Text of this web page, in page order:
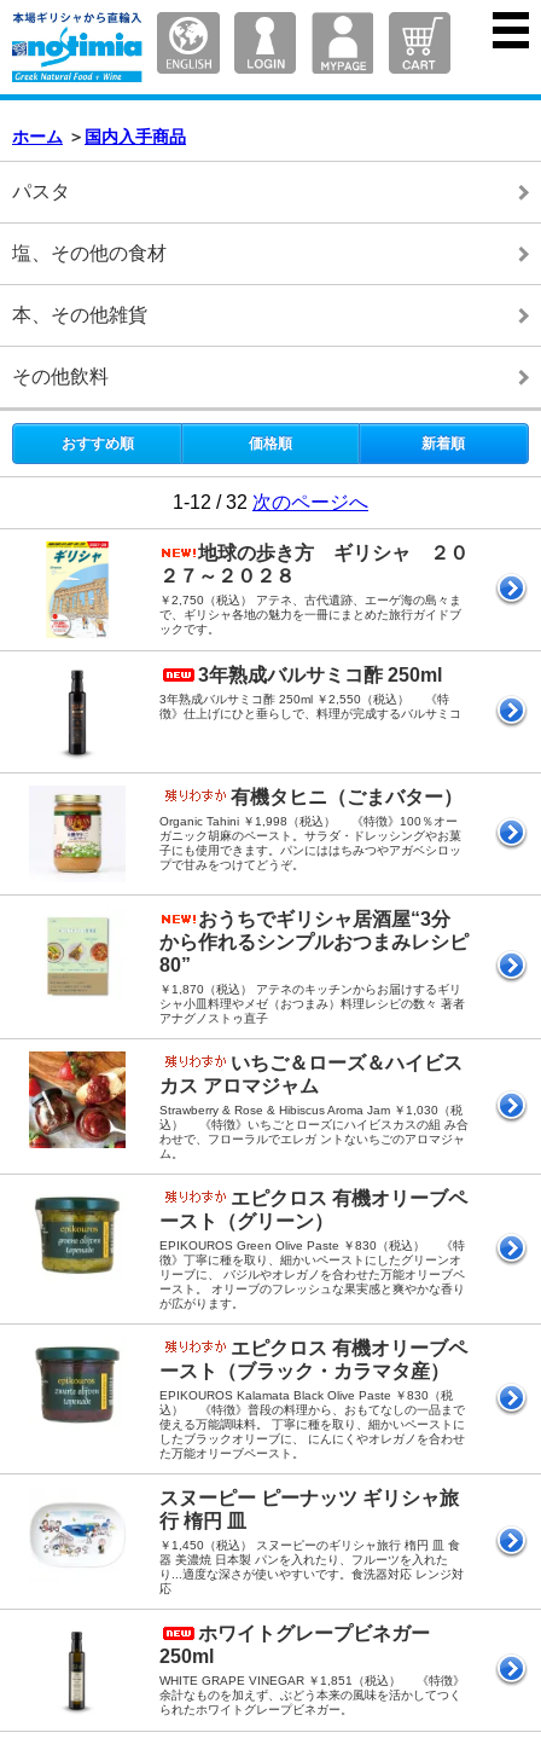
ホーム ＞ 国内入手商品
パスタ
塩、その他の食材
本、その他雑貨
その他飲料
おすすめ順 価格順 新着順
1-12 / 32 次のページへ
地球の歩き方 ギリシャ ２０
２７～２０２８
￥2,750（税込） アテネ、古代遺跡、エーゲ海の島々ま
で、ギリシャ各地の魅力を一冊にまとめた旅行ガイドブ
ックです。
3年熟成バルサミコ酢 250ml
3年熟成バルサミコ酢 250ml ￥2,550（税込） 《特
徴》仕上げにひと垂らしで、料理が完成するバルサミコ
有機タヒニ（ごまバター）
Organic Tahini ￥1,998（税込） 《特徴》100％オー
ガニック胡麻のペースト。サラダ・ドレッシングやお菓
子にも使用できます。パンにははちみつやアガベシロッ
プで甘みをつけてどうぞ。
おうちでギリシャ居酒屋“3分
から作れるシンプルおつまみレシピ
80”
￥1,870（税込） アテネのキッチンからお届けするギリ
シャ小皿料理やメゼ（おつまみ）料理レシピの数々 著者
アナグノストゥ直子
いちご＆ローズ＆ハイビス
カス アロマジャム
Strawberry & Rose & Hibiscus Aroma Jam ￥1,030（税
込） 《特徴》いちごとローズにハイビスカスの組 み合
わせで、フローラルでエレガ ントないちごのアロマジャ
ム。
エピクロス 有機オリーブペ
ースト（グリーン）
EPIKOUROS Green Olive Paste ￥830（税込） 《特
徴》丁寧に種を取り、細かいペーストにしたグリーンオ
リーブに、 バジルやオレガノを合わせた万能オリーブペ
ースト。 オリーブのフレッシュな果実感と爽やかな香り
が広がります。
エピクロス 有機オリーブペ
ースト（ブラック・カラマタ産）
EPIKOUROS Kalamata Black Olive Paste ￥830（税
込） 《特徴》普段の料理から、おもてなしの一品まで
使える万能調味料。 丁寧に種を取り、細かいペーストに
したブラックオリーブに、 にんにくやオレガノを合わせ
た万能オリーブペースト。
スヌーピー ピーナッツ ギリシャ旅
行 楕円 皿
￥1,450（税込） スヌーピーのギリシャ旅行 楕円 皿 食
器 美濃焼 日本製 パンを入れたり、フルーツを入れた
り...適度な深さが使いやすいです。食洗器対応 レンジ対
応
ホワイトグレープビネガー
250ml
WHITE GRAPE VINEGAR ￥1,851（税込） 《特徴》
余計なものを加えず、ぶどう本来の風味を活かしてつく
られたホワイトグレープビネガー。